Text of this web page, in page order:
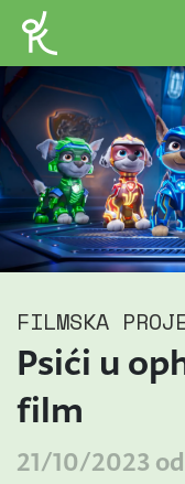
FILMSKA
Psići u
film
21/10/2023